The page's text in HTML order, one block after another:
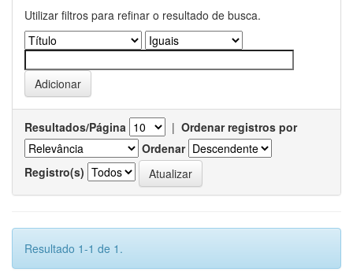
Utilizar filtros para refinar o resultado de busca.
Resultados/Página | Ordenar registros por
Ordenar
Registro(s)
Resultado 1-1 de 1.